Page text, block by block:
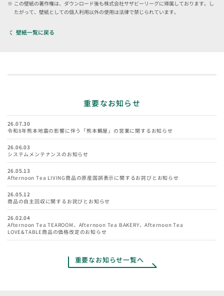
この壁紙の著作権は、ダウンロード後も株式会社サザビーリーグに帰属しております。し
たがって、壁紙としての個人利用以外の使用は法律で禁じられています。
壁紙一覧に戻る
重要なお知らせ
26.07.30
令和8年熊本地震の影響に伴う「熊本鶴屋」の営業に関するお知らせ
26.06.03
システムメンテナンスのお知らせ
26.05.13
Afternoon Tea LIVING商品の原産国誤表示に関するお詫びとお知らせ
26.05.12
商品の自主回収に関するお詫びとお知らせ
26.02.04
Afternoon Tea TEAROOM、Afternoon Tea BAKERY、Afternoon Tea
LOVE&TABLE商品の価格改定のお知らせ
重要なお知らせ一覧へ